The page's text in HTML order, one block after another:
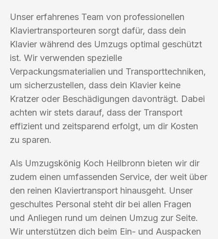
Unser erfahrenes Team von professionellen
Klaviertransporteuren sorgt dafür, dass dein
Klavier während des Umzugs optimal geschützt
ist. Wir verwenden spezielle
Verpackungsmaterialien und Transporttechniken,
um sicherzustellen, dass dein Klavier keine
Kratzer oder Beschädigungen davonträgt. Dabei
achten wir stets darauf, dass der Transport
effizient und zeitsparend erfolgt, um dir Kosten
zu sparen.
Als Umzugskönig Koch Heilbronn bieten wir dir
zudem einen umfassenden Service, der weit über
den reinen Klaviertransport hinausgeht. Unser
geschultes Personal steht dir bei allen Fragen
und Anliegen rund um deinen Umzug zur Seite.
Wir unterstützen dich beim Ein- und Auspacken